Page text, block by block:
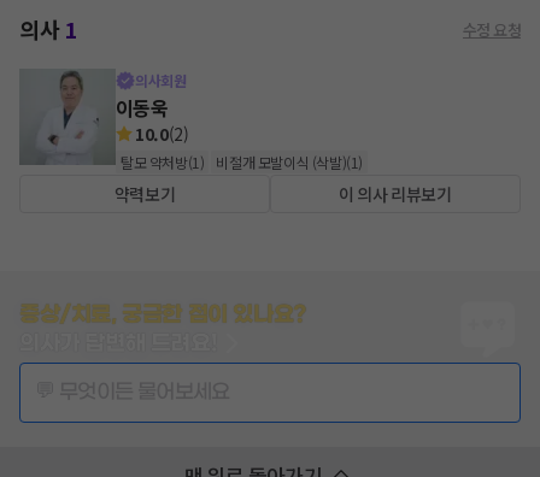
의사1 수정 요청
의사회원
이동욱
10.0(2)
탈모 약처방(1 ) 비절개 모발이식 (삭발)(1)
약력보기 이 의사 리뷰보기
증상/치료, 궁금한 점이 있나요?